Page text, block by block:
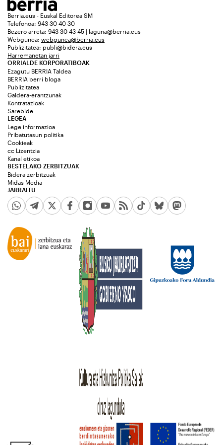
Berria.eus - Euskal Editorea SM
Telefonoa: 943 30 40 30
Bezero arreta: 943 30 43 45 | laguna@berria.eus
Webgunea: webgunea@berria.eus
Publizitatea: publi@bidera.eus
Harremanetan jarri
ORRIALDE KORPORATIBOAK
Ezagutu BERRIA Taldea
BERRIA berri bloga
Publizitatea
Galdera-erantzunak
Kontratazioak
Sarebide
JARRAITU
LEGEA
Lege informazioa
Pribatutasun politika
Cookieak
cc Lizentzia
Kanal etikoa
BESTELAKO ZERBITZUAK
Bidera zerbitzuak
Midas Media